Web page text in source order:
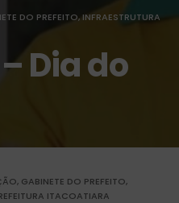
DO PREFEITO,INFRAESTRUTURA
Dia do
, GABINETE DO PREFEITO,
ITACOATIARA